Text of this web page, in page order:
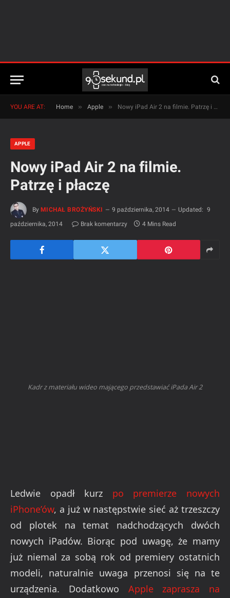
YOU ARE AT: Home » Apple » Nowy iPad Air 2 na filmie. Patrzę i płaczę
APPLE
Nowy iPad Air 2 na filmie.
Patrzę i płaczę
By MICHAŁ BROŻYŃSKI 9 października, 2014 Updated: 9
października, 2014
Brak komentarzy 4 Mins Read
Kadr z materiału wideo mającego przedstawiać iPada Air 2
Ledwie opadł kurz po premierze nowych
iPhone’ów, a już w następstwie sieć aż trzeszczy
od plotek na temat nadchodzących dwóch
nowych iPadów. Biorąc pod uwagę, że mamy
już niemal za sobą rok od premiery ostatnich
modeli, naturalnie uwaga przenosi się na te
urządzenia. Dodatkowo Apple zaprasza na